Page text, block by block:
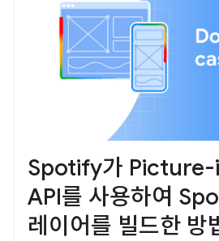
Spotify가
API를 사용하여
레이어를 빌드한 방